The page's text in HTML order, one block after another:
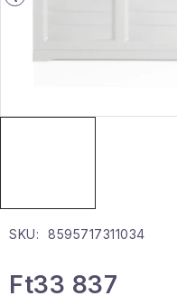
Pohodából
SKU: 8595717311034
Ft33 837